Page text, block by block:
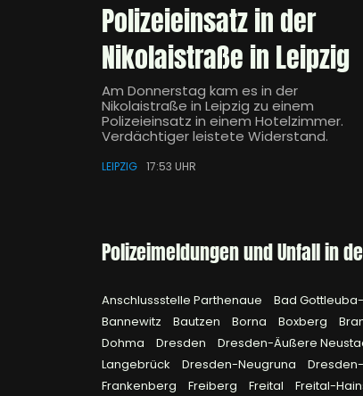
Polizeieinsatz in der
Nikolaistraße in Leipzig
Am Donnerstag kam es in der
Nikolaistraße in Leipzig zu einem
Polizeieinsatz in einem Hotelzimmer.
Verdächtiger leistete Widerstand.
LEIPZIG 17:53 UHR
Polizeimeldungen und Unfall in
Anschlussstelle Parthenaue Bad
Bannewitz
Bautzen Borna Boxberg
Dohma
Dresden Dresden-Äußere
Langebrück
Dresden-Neugruna
Frankenberg
Freiberg Freital Freital-